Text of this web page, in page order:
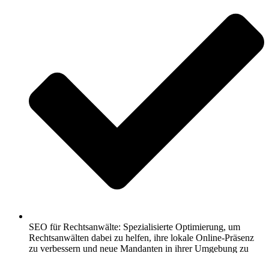
SEO für Rechtsanwälte: Spezialisierte Optimierung, um
Rechtsanwälten dabei zu helfen, ihre lokale Online-Präsenz
zu verbessern und neue Mandanten in ihrer Umgebung zu